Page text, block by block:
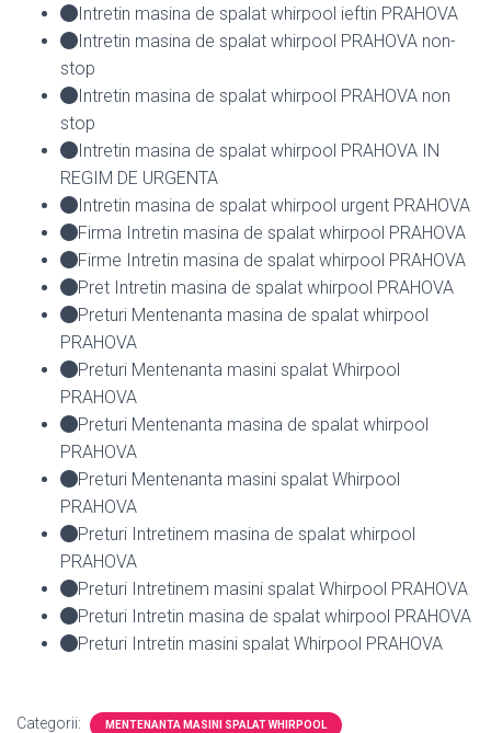
Intretin masina de spalat whirpool ieftin PRAHOVA
Intretin masina de spalat whirpool PRAHOVA non-
stop
Intretin masina de spalat whirpool PRAHOVA non
stop
Intretin masina de spalat whirpool PRAHOVA IN
REGIM DE URGENTA
Intretin masina de spalat whirpool urgent PRAHOVA
Firma Intretin masina de spalat whirpool PRAHOVA
Firme Intretin masina de spalat whirpool PRAHOVA
Pret Intretin masina de spalat whirpool PRAHOVA
Preturi Mentenanta masina de spalat whirpool
PRAHOVA
Preturi Mentenanta masini spalat Whirpool
PRAHOVA
Preturi Mentenanta masina de spalat whirpool
PRAHOVA
Preturi Mentenanta masini spalat Whirpool
PRAHOVA
Preturi Intretinem masina de spalat whirpool
PRAHOVA
Preturi Intretinem masini spalat Whirpool PRAHOVA
Preturi Intretin masina de spalat whirpool PRAHOVA
Preturi Intretin masini spalat Whirpool PRAHOVA
Categorii: MENTENANTA MASINI SPALAT WHIRPOOL